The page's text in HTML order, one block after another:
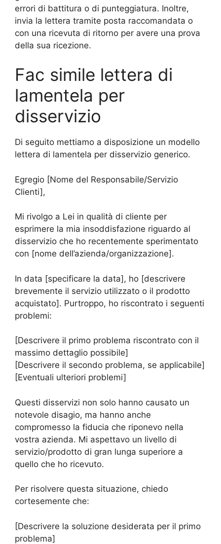
errori di battitura o di punteggiatura. Inoltre,
invia la lettera tramite posta raccomandata o
con una ricevuta di ritorno per avere una prova
della sua ricezione.
Fac simile lettera di
lamentela per
disservizio
Di seguito mettiamo a disposizione un modello
lettera di lamentela per disservizio generico.
Egregio [Nome del Responsabile/Servizio
Clienti],
Mi rivolgo a Lei in qualità di cliente per
esprimere la mia insoddisfazione riguardo al
disservizio che ho recentemente sperimentato
con [nome dell’azienda/organizzazione].
In data [specificare la data], ho [descrivere
brevemente il servizio utilizzato o il prodotto
acquistato]. Purtroppo, ho riscontrato i seguenti
problemi:
[Descrivere il primo problema riscontrato con il
massimo dettaglio possibile]
[Descrivere il secondo problema, se applicabile]
[Eventuali ulteriori problemi]
Questi disservizi non solo hanno causato un
notevole disagio, ma hanno anche
compromesso la fiducia che riponevo nella
vostra azienda. Mi aspettavo un livello di
servizio/prodotto di gran lunga superiore a
quello che ho ricevuto.
Per risolvere questa situazione, chiedo
cortesemente che:
[Descrivere la soluzione desiderata per il primo
problema]